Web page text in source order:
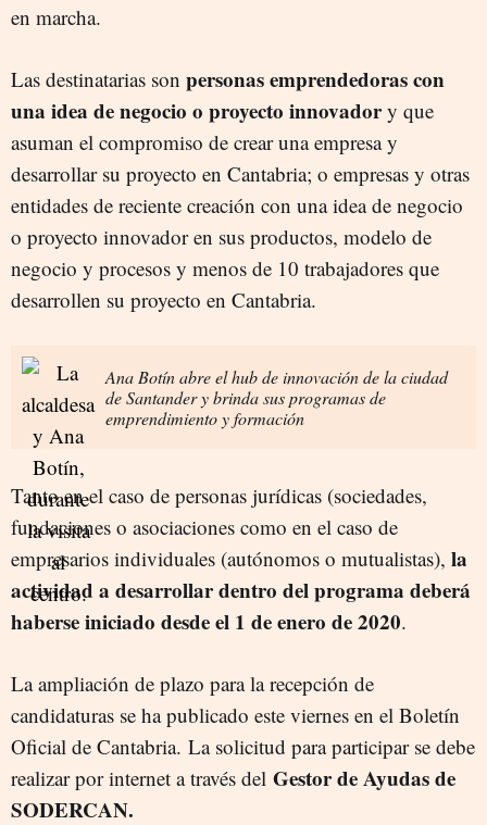
en marcha.
Las destinatarias son personas emprendedoras con
una idea de negocio o proyecto innovadory que
asuman el compromiso de crear una empresa y
desarrollar su proyecto en Cantabria; o empresas y otras
entidades de reciente creación con una idea de negocio
o proyecto innovador en sus productos, modelo de
negocio y procesos y menos de 10 trabajadores que
desarrollen su proyecto en Cantabria.
Ana Botín abre el hub de innovación de la ciudad
de Santander y brinda sus programas de
emprendimiento y formación
Tanto en el caso de personas jurídicas (sociedades,
fundaciones o asociaciones como en el caso de
empresarios individuales (autónomos o mutualistas), la
actividad a desarrollar dentro del programa deberá
haberse iniciado desde el 1 de enero de 2020.
La ampliación de plazo para la recepción de
candidaturas se ha publicado este viernes en el Boletín
Oficial de Cantabria. La solicitud para participar se debe
realizar por internet a través del Gestor de Ayudas de
SODERCAN.